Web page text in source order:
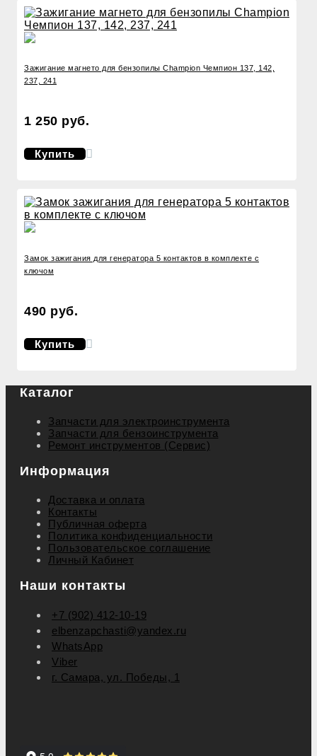
Зажигание магнето для бензопилы Champion Чемпион 137, 142,
237, 241
1 250 руб.
Купить
Замок зажигания для генератора 5 контактов в комплекте с
ключом
490 руб.
Купить
Каталог
Запчасти для электроинструмента
Запчасти для бензоинструмента
Ремонт инструментов (Сервис)
Информация
Доставка и оплата
Контакты
Публичная оферта
Политика конфиденциальности
Пользовательское соглашение
Личный Кабинет
Наши контакты
+7 (902) 412-10-19
elbenzapchasti@yandex.ru
WhatsApp
Viber
г. Самара, ул. Победы, 1